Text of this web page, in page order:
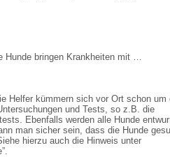
Hunde bringen Krankheiten mit …
Helfer kümmern sich vor Ort schon um
und Tests, so z.B. die
Ebenfalls werden alle Hunde
man sicher sein, dass die Hunde
hierzu auch die Hinweis unter